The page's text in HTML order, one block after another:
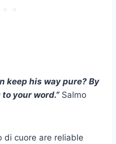
keep his way pure? By
your word.” Salmo
di cuore are reliable